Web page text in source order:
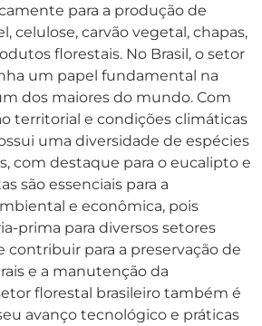
para a produção de
celulose, carvão vegetal, chapas,
florestais. No Brasil, o setor
um papel fundamental na
dos maiores do mundo. Com
territorial e condições climáticas
uma diversidade de espécies
com destaque para o eucalipto e
são essenciais para a
e econômica, pois
prima para diversos setores
contribuir para a preservação de
e a manutenção da
florestal brasileiro também é
avanço tecnológico e práticas